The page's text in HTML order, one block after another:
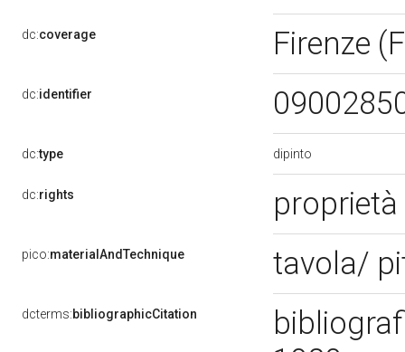
dc:coverage Firenze
dc:identifier
dc:type dipinto
dc:rights
pico:materialAndTechnique tavola/
dcterms:bibliographicCitation